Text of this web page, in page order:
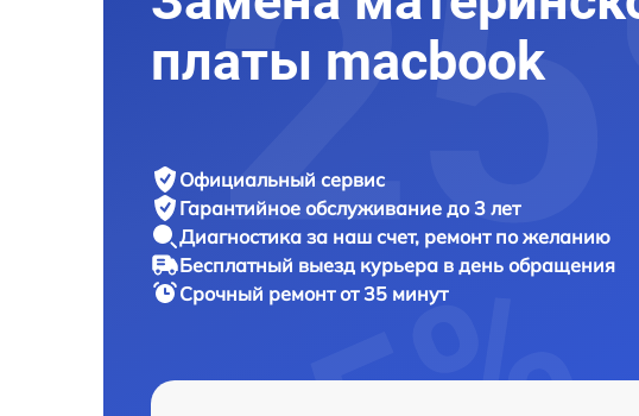
платы macbook
Официальный сервис
Гарантийное обслуживание до 3 лет
Диагностика за наш счет, ремонт по желанию
Бесплатный выезд курьера в день обращения
Срочный ремонтот 35 минут